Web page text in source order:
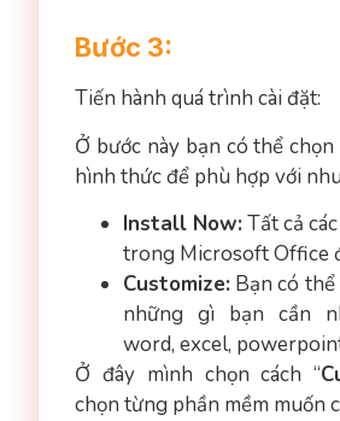
Bước 3:
Tiến hành quá trình cài đặt:
Ở bước này bạn có thể
hình thức để phù hợp với
Install Now: Tất cả
trong Microsoft Office
Customize: Bạn có
những gì bạn cần
word, excel,
Ở đây mình chọn cách “
chọn từng phần mềm muốn